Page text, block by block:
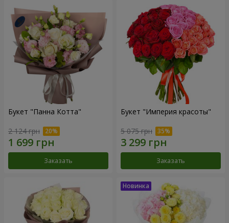
Букет "Панна Котта"
2 124 грн
Заказать
Букет "Империя красоты"
5 075 грн
Заказать